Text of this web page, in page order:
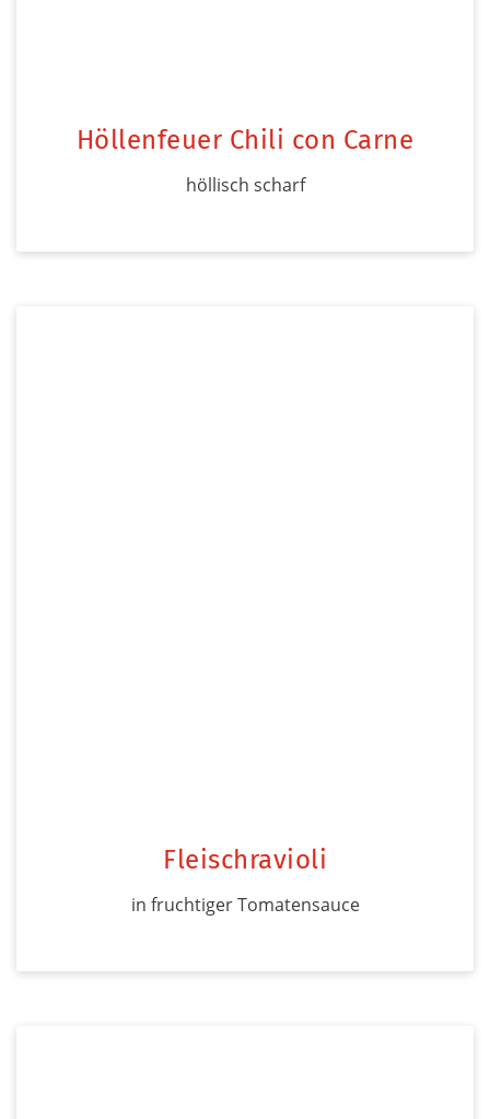
Höllenfeuer Chili con Carne
höllisch scharf
Fleischravioli
in fruchtiger Tomatensauce